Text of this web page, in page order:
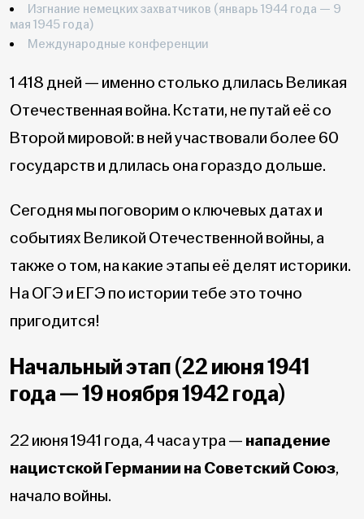
Изгнание немецких захватчиков (январь 1944 года — 9
мая 1945 года)
Международные конференции
1 418 дней — именно столько длилась Великая
Отечественная война. Кстати, не путай её со
Второй мировой: в ней участвовали более 60
государств и длилась она гораздо дольше.
Сегодня мы поговорим о ключевых датах и
событиях Великой Отечественной войны, а
также о том, на какие этапы её делят историки.
На ОГЭ и ЕГЭ по истории тебе это точно
пригодится!
Начальный этап (22 июня 1941
года — 19 ноября 1942 года)
22 июня 1941 года, 4 часа утра — нападение
нацистской Германии на Советский Союз,
начало войны.